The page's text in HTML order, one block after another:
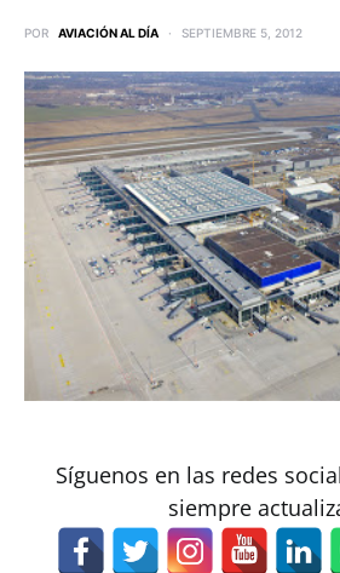
POR AVIACIÓN AL DÍA SEPTIEMBRE 5, 2012
Síguenos en las redes
siempre